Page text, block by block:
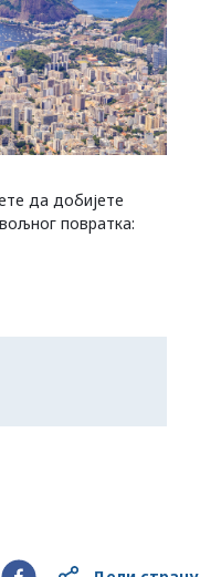
о помоћи при
и саветовање
да добијете
повратка: